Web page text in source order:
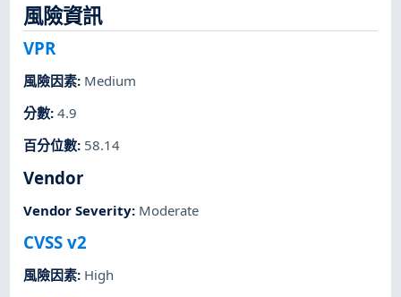
風險資訊
VPR
風險因素: Medium
分數:4.9
百分位數: 58.14
Vendor
Vendor Severity: Moderate
CVSS v2
風險因素: High